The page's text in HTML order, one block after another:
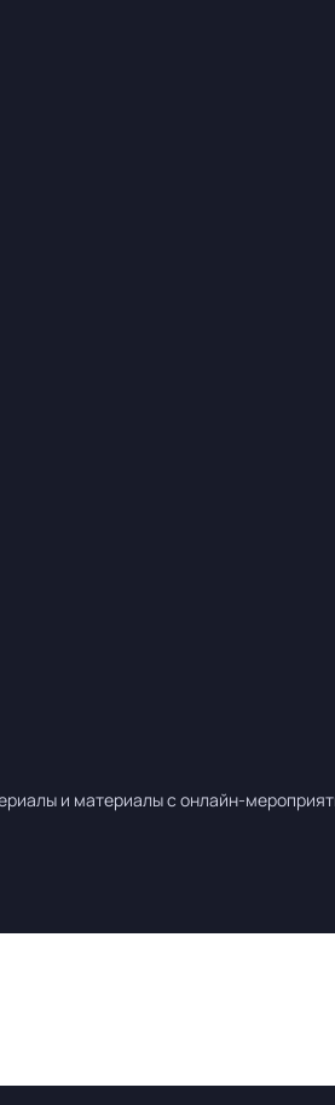
и материалы с онлайн-